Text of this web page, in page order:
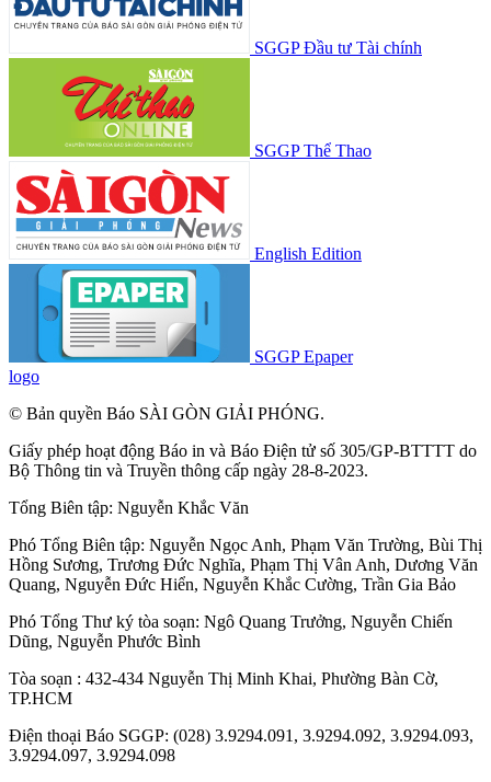
SGGP Đầu tư Tài chính
SGGP Thể Thao
English Edition
SGGP Epaper
logo
© Bản quyền Báo SÀI GÒN GIẢI PHÓNG.
Giấy phép hoạt động Báo in và Báo Điện tử số 305/GP-BTTTT do
Bộ Thông tin và Truyền thông cấp ngày 28-8-2023.
Tổng Biên tập: Nguyễn Khắc Văn
Phó Tổng Biên tập: Nguyễn Ngọc Anh, Phạm Văn Trường, Bùi Thị
Hồng Sương, Trương Đức Nghĩa, Phạm Thị Vân Anh, Dương Văn
Quang, Nguyễn Đức Hiển, Nguyễn Khắc Cường, Trần Gia Bảo
Phó Tổng Thư ký tòa soạn: Ngô Quang Trưởng, Nguyễn Chiến
Dũng, Nguyễn Phước Bình
Tòa soạn : 432-434 Nguyễn Thị Minh Khai, Phường Bàn Cờ,
TP.HCM
Điện thoại Báo SGGP: (028) 3.9294.091, 3.9294.092, 3.9294.093,
3.9294.097, 3.9294.098